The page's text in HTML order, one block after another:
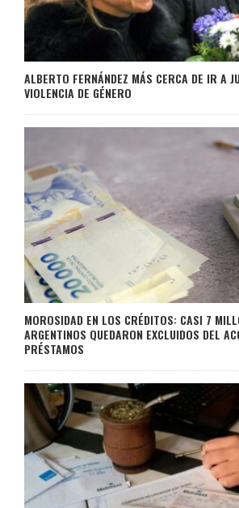
ALBERTO FERNÁNDEZ MÁS CERCA DE IR A
VIOLENCIA DE GÉNERO
MOROSIDAD EN LOS CRÉDITOS: CASI 7
ARGENTINOS QUEDARON EXCLUIDOS DEL
PRÉSTAMOS